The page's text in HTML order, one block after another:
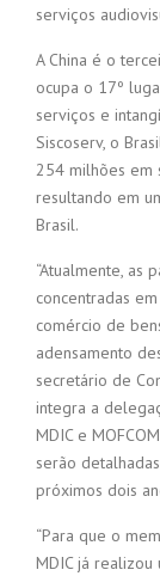
serviços
A China é o
ocupa o 17º
serviços e
Siscoserv, o
254 milhões em
resultando em
Brasil.
“Atualmente, as
concentradas
comércio de
adensamento
secretário de
integra a
MDIC e
serão
próximos dois
“Para que o
MDIC já